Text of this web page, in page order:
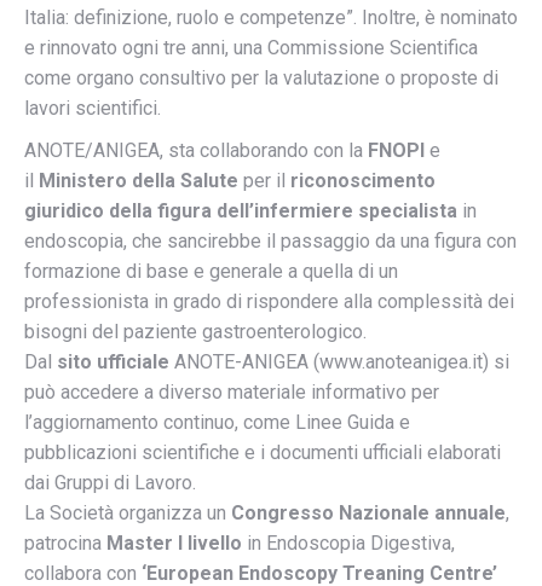
Italia: definizione, ruolo e competenze”. Inoltre, è nominato
e rinnovato ogni tre anni, una Commissione Scientifica
come organo consultivo per la valutazione o proposte di
lavori scientifici.
ANOTE/ANIGEA, sta collaborando con la FNOPI e
il Ministero della Salute per il riconoscimento
giuridico della figura dell’infermiere specialista in
endoscopia, che sancirebbe il passaggio da una figura con
formazione di base e generale a quella di un
professionista in grado di rispondere alla complessità dei
bisogni del paziente gastroenterologico.
Dal sito ufficiale ANOTE-ANIGEA (www.anoteanigea.it) si
può accedere a diverso materiale informativo per
l’aggiornamento continuo, come Linee Guida e
pubblicazioni scientifiche e i documenti ufficiali elaborati
dai Gruppi di Lavoro.
La Società organizza un Congresso Nazionale annuale,
patrocina Master I livello in Endoscopia Digestiva,
collabora con ‘European Endoscopy Treaning Centre’